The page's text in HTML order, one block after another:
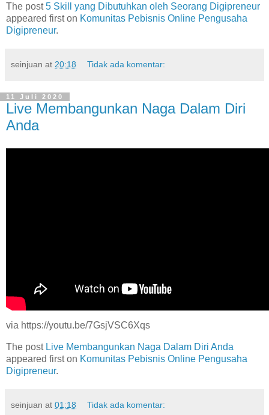
The post5 Skill yang Dibutuhkan oleh Seorang Digipreneur
appeared first on Komunitas Pebisnis Online Pengusaha
Digipreneur.
seinjuan at 20:18 Tidak ada komentar:
11 Juli 2020
Live Membangunkan Naga Dalam Diri
Anda
via https://youtu.be/7GsjVSC6Xqs
The post Live Membangunkan Naga Dalam Diri Anda
appeared first on Komunitas Pebisnis Online Pengusaha
Digipreneur.
seinjuan at 01:18 Tidak ada komentar: